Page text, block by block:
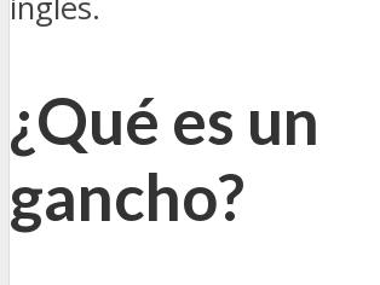
¿Qué es un
gancho?